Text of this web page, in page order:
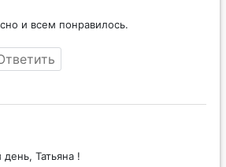
и всем понравилось.
Татьяна !